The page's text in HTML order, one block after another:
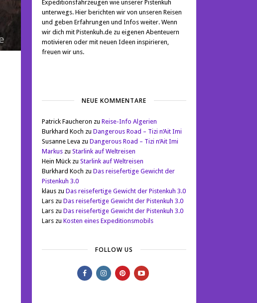
Expeditionsfahrzeugen wie unserer Pistenkuh
unterwegs. Hier berichten wir von unseren Reisen
und geben Erfahrungen und Infos weiter. Wenn
wir dich mit Pistenkuh.de zu eigenen Abenteuern
motivieren oder mit neuen Ideen inspirieren,
freuen wir uns.
NEUE KOMMENTARE
Patrick Faucheron zu Reise-Info Algerien
Burkhard Koch zu Dangerous Road – Tizi n‘Ait Imi
Susanne Leva zu Dangerous Road – Tizi n‘Ait Imi
Markus zu Starlink auf Weltreisen
Hein Mück zu Starlink auf Weltreisen
Burkhard Koch zu Das reisefertige Gewicht der
Pistenkuh 3.0
klaus zu Das reisefertige Gewicht der Pistenkuh 3.0
Lars zu Das reisefertige Gewicht der Pistenkuh 3.0
Lars zu Das reisefertige Gewicht der Pistenkuh 3.0
Lars zu Kosten eines Expeditionsmobils
FOLLOW US